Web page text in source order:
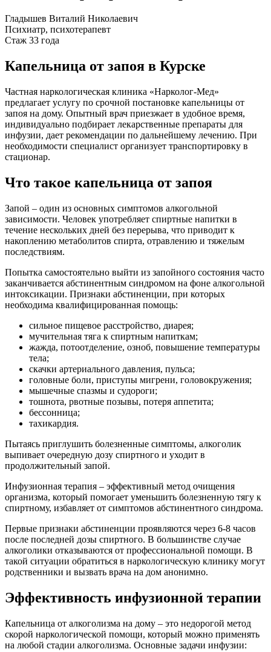
Гладышев Виталий Николаевич
Психиатр, психотерапевт
Стаж 33 года
Капельница от запоя в Курске
Частная наркологическая клиника «Нарколог-Мед»
предлагает услугу по срочной постановке капельницы от
запоя на дому. Опытный врач приезжает в удобное время,
индивидуально подбирает лекарственные препараты для
инфузии, дает рекомендации по дальнейшему лечению. При
необходимости специалист организует транспортировку в
стационар.
Что такое капельница от запоя
Запой – один из основных симптомов алкогольной
зависимости. Человек употребляет спиртные напитки в
течение нескольких дней без перерыва, что приводит к
накоплению метаболитов спирта, отравлению и тяжелым
последствиям.
Попытка самостоятельно выйти из запойного состояния часто
заканчивается абстинентным синдромом на фоне алкогольной
интоксикации. Признаки абстиненции, при которых
необходима квалифицированная помощь:
сильное пищевое расстройство, диарея;
мучительная тяга к спиртным напиткам;
жажда, потоотделение, озноб, повышение температуры
тела;
скачки артериального давления, пульса;
головные боли, приступы мигрени, головокружения;
мышечные спазмы и судороги;
тошнота, рвотные позывы, потеря аппетита;
бессонница;
тахикардия.
Пытаясь приглушить болезненные симптомы, алкоголик
выпивает очередную дозу спиртного и уходит в
продолжительный запой.
Инфузионная терапия – эффективный метод очищения
организма, который помогает уменьшить болезненную тягу к
спиртному, избавляет от симптомов абстинентного синдрома.
Первые признаки абстиненции проявляются через 6-8 часов
после последней дозы спиртного. В большинстве случае
алкоголики отказываются от профессиональной помощи. В
такой ситуации обратиться в наркологическую клинику могут
родственники и вызвать врача на дом анонимно.
Эффективность инфузионной терапии
Капельница от алкоголизма на дому – это недорогой метод
скорой наркологической помощи, который можно применять
на любой стадии алкоголизма. Основные задачи инфузии: